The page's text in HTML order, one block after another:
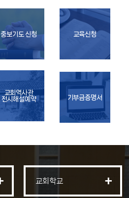
중보기도 신청 교육신청
교회역사관
전시해설예약
기부금증명서